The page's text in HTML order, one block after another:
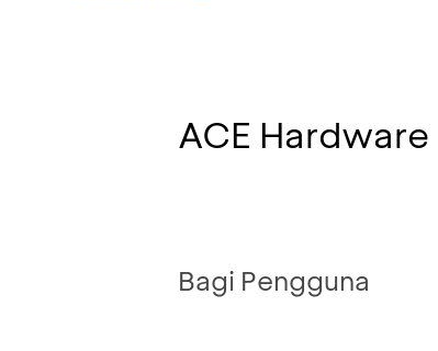
ACE Hardware
Bagi Pengguna